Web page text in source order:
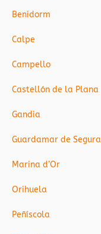
Benidorm
Calpe
Campello
Castellón de la Plana
Gandia
Guardamar de Segura
Marina d’Or
Orihuela
Peñíscola